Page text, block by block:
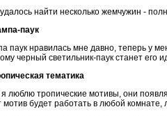
найти несколько жемчужин -
паук
паук нравилась мне давно, теперь у
черный светильник-паук станет его
тематика
люблю тропические мотивы, они
мотив будет работать в любой